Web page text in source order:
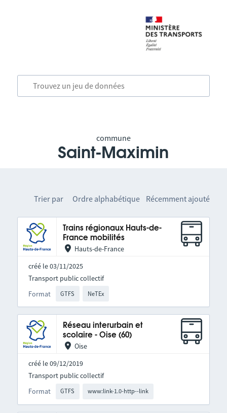
commune
Saint-Maximin
Trier par Ordre alphabétique Récemment ajouté
Trains régionaux Hauts-de-
France mobilités
Hauts-de-France
créé le 03/11/2025
Format GTFS NeTEx
Transport public collectif
Réseau interurbain et
scolaire - Oise (60)
Oise
créé le 09/12/2019
Format GTFS www:link-1.0-http--link
Transport public collectif